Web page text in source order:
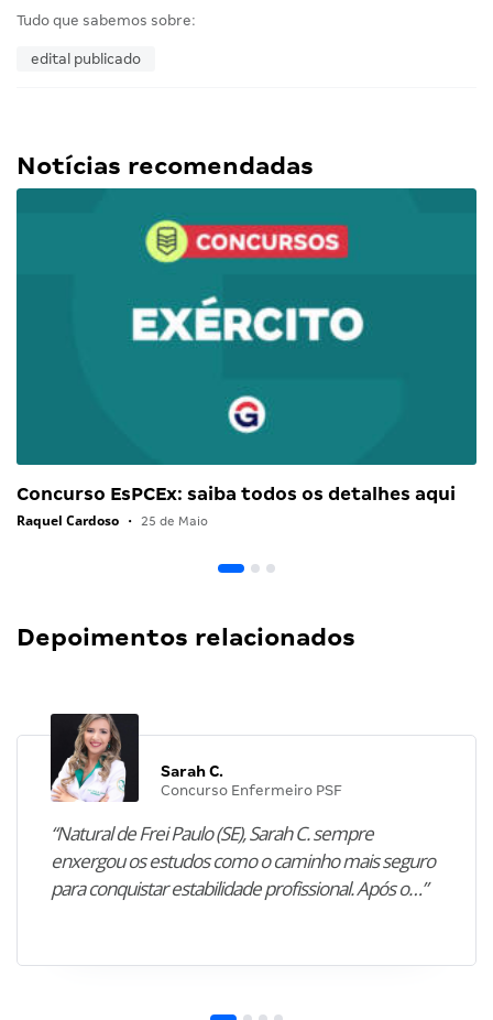
Tudo que sabemos sobre:
edital publicado
Notícias recomendadas
Concurso EsPCEx: saiba todos os detalhes aqui
Raquel Cardoso • 25 de Maio
Depoimentos relacionados
Sarah C.
Concurso Enfermeiro PSF
“Natural de Frei Paulo (SE), Sarah C. sempre
enxergou os estudos como o caminho mais seguro
para conquistar estabilidade profissional. Após o…”